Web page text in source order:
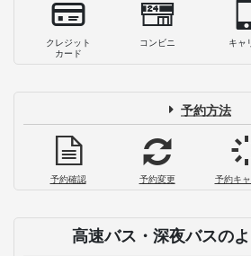
クレジット
カード
コンビニ キャ
予約方法
予約確認 予約変更 予約キ
高速バス・深夜バスの